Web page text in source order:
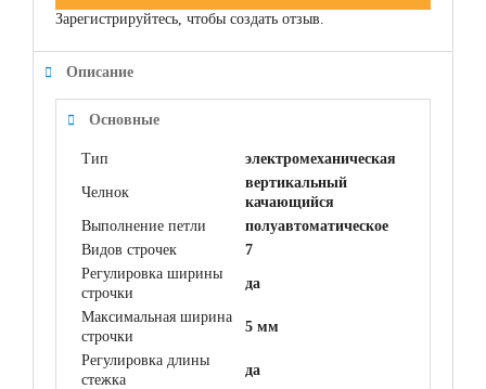
Зарегистрируйтесь, чтобы создать отзыв.
Описание
Основные
Тип электромеханическая
Челнок
вертикальный
качающийся
Выполнение петли
полуавтоматическое
Видов строчек
7
Регулировка ширины
строчки
да
Максимальная ширина
строчки
5 мм
Регулировка длины
стежка
да